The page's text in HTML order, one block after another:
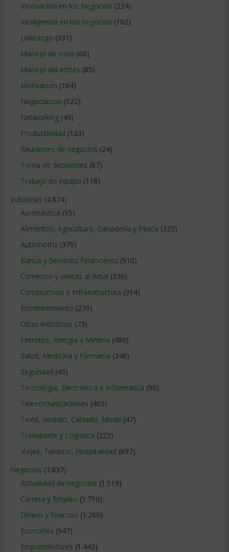
Innovacion en los Negocios (224)
Inteligencia en los negocios (102)
Liderazgo (331)
Manejo de crisis (60)
Manejo del estrés (85)
Motivacion (164)
Negociacion (122)
Networking(49)
Productividad (123)
Reuniones de negocios (24)
Toma de decisiones (87)
Trabajo en equipo (118)
Industrias (4.874)
Aeronautica (95)
Alimentos, Agricultura, Ganaderia y Pesca (325)
Automotriz(379)
Banca y Servicios Financieros (910)
Comercio y ventas al detal (336)
Construccion e Infraestructura (314)
Entretenimiento (279)
Otras industrias (73)
Petroleo, Energia y Mineria (480)
Salud, Medicina y Farmacia (348)
Seguridad (43)
Tecnologia, Electronica e Informatica (96)
Telecomunicaciones (405)
Textil, Vestido, Calzado, Moda (47)
Transporte y Logistica (223)
Viajes, Turismo, Hospitalidad (697)
Negocios (7.837)
Actualidad de negocios (1.519)
Carrera y Empleo (1.710)
Dinero y finanzas (1.260)
Economía (947)
Emprendedores (1.443)